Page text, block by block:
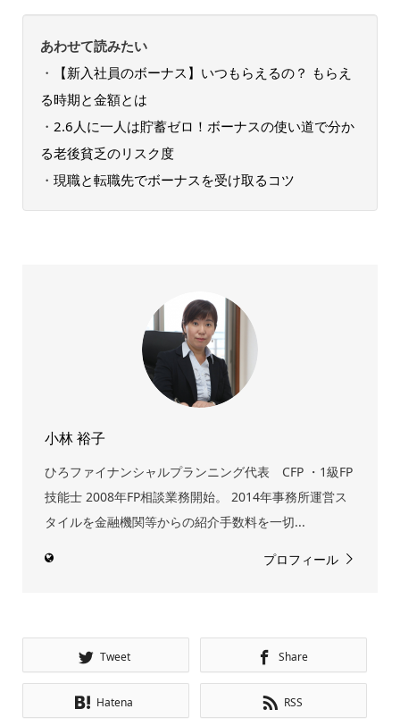
あわせて読みたい
・
【新入社員のボーナス】いつもらえるの？ もらえ
る時期と金額とは
・ 2.6人に一人は貯蓄ゼロ！ボーナスの使い道で分か
る老後貧乏のリスク度
・ 現職と転職先でボーナスを受け取るコツ
小林 裕子
ひろファイナンシャルプランニング代表 CFP ・1級FP
技能士 2008年FP相談業務開始。 2014年事務所運営ス
タイルを金融機関等からの紹介手数料を一切...
プロフィール
Tweet Share
Hatena RSS